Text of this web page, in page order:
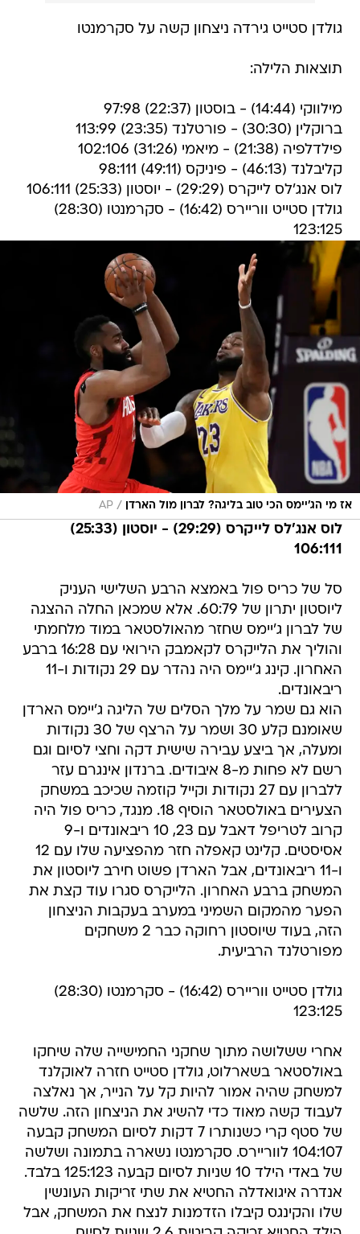
גולדן סטייט גירדה ניצחון קשה על סקרמנטו
תוצאות הלילה:
מילווקי (14:44) - בוסטון (22:37) 97:98
ברוקלין (30:30) - פורטלנד (23:35) 113:99
פילדלפיה (21:38) - מיאמי (31:26) 102:106
קליבלנד (46:13) - פיניקס (49:11) 98:111
לוס אנג'לס לייקרס (29:29) - יוסטון (25:33) 106:111
גולדן סטייט ווריירס (16:42) - סקרמנטו (28:30)
123:125
אז מי הג'יימס הכי טוב בליגה? לברון מול הארדן /
AP
לוס אנג'לס לייקרס (29:29) - יוסטון (25:33)
106:111
סל של כריס פול באמצא הרבע השלישי העניק
ליוסטון יתרון של 60:79. אלא שמכאן החלה ההצגה
של לברון ג'יימס שחזר מהאולסטאר במוד מלחמתי
והוליך את הלייקרס לקאמבק הירואי עם 16:28 ברבע
האחרון. קינג ג'יימס היה נהדר עם 29 נקודות ו-11
ריבאונדים.
הוא גם שמר על מלך הסלים של הליגה ג'יימס הארדן
שאומנם קלע 30 ושמר על הרצף של 30 נקודות
ומעלה, אך ביצע עבירה שישית דקה וחצי לסיום וגם
רשם לא פחות מ-8 איבודים. ברנדון אינגרם עזר
ללברון עם 27 נקודות וקייל קוזמה שכיכב במשחק
הצעירים באולסטאר הוסיף 18. מנגד, כריס פול היה
קרוב לטריפל דאבל עם 23, 10 ריבאונדים ו-9
אסיסטים. קלינט קאפלה חזר מהפציעה שלו עם 12
ו-11 ריבאונדים, אבל הארדן פשוט חירב ליוסטון את
המשחק ברבע האחרון. הלייקרס סגרו עוד קצת את
הפער מהמקום השמיני במערב בעקבות הניצחון
הזה, בעוד שיוסטון רחוקה כבר 2 משחקים
מפורטלנד הרביעית.
גולדן סטייט ווריירס (16:42) - סקרמנטו (28:30)
123:125
אחרי ששלושה מתוך שחקני החמישייה שלה שיחקו
באולסטאר בשארלוט, גולדן סטייט חזרה לאוקלנד
למשחק שהיה אמור להיות קל על הנייר, אך נאלצה
לעבוד קשה מאוד כדי להשיג את הניצחון הזה. שלשה
של סטף קרי כשנותרו 7 דקות לסיום המשחק קבעה
104:107 לווריירס. סקרמנטו נשארה בתמונה ושלשה
של באדי הילד 10 שניות לסיום קבעה 125:123 בלבד.
אנדרה איגואדלה החטיא את שתי זריקות העונשין
שלו והקינגס קיבלו הזדמנות לנצח את המשחק, אבל